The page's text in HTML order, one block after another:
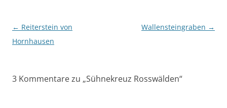
Beitragsnavigation
← Reiterstein von
Hornhausen
Wallensteingraben →
3 Kommentare zu „Sühnekreuz Rosswälden“